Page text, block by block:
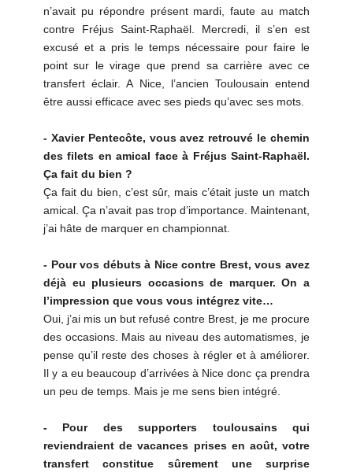
n’avait pu répondre présent mardi, faute au match
contre Fréjus Saint-Raphaël. Mercredi, il s’en est
excusé et a pris le temps nécessaire pour faire le
point sur le virage que prend sa carrière avec ce
transfert éclair. A Nice, l’ancien Toulousain entend
être aussi efficace avec ses pieds qu’avec ses mots.
- Xavier Pentecôte, vous avez retrouvé le chemin
des filets en amical face à Fréjus Saint-Raphaël.
Ça fait du bien ?
Ça fait du bien, c’est sûr, mais c’était juste un match
amical. Ça n’avait pas trop d’importance. Maintenant,
j’ai hâte de marquer en championnat.
- Pour vos débuts à Nice contre Brest, vous avez
déjà eu plusieurs occasions de marquer. On a
l’impression que vous vous intégrez vite…
Oui, j’ai mis un but refusé contre Brest, je me procure
des occasions. Mais au niveau des automatismes, je
pense qu’il reste des choses à régler et à améliorer.
Il y a eu beaucoup d’arrivées à Nice donc ça prendra
un peu de temps. Mais je me sens bien intégré.
- Pour des supporters toulousains qui
reviendraient de vacances prises en août, votre
transfert constitue sûrement une surprise